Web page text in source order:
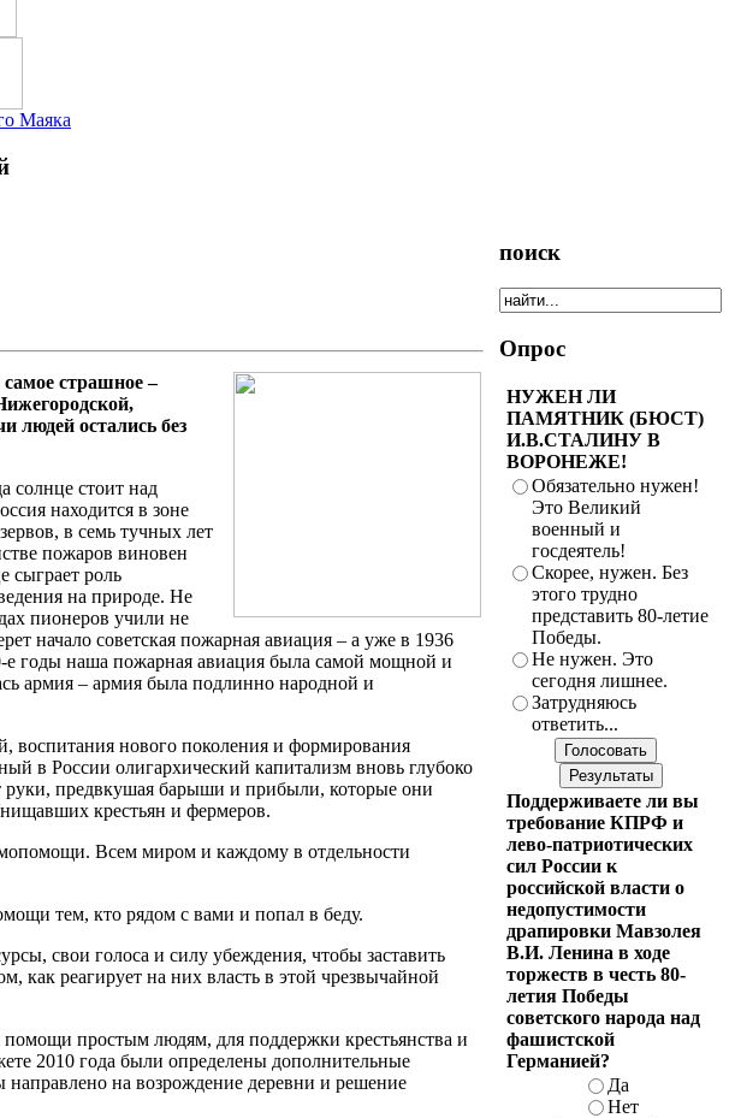
страшное –
людей остались без
солнце стоит над
находится в зоне
в семь тучных лет
пожаров виновен
сыграет роль
на природе. Не
пионеров учили не
начало советская пожарная авиация – а уже в 1936
е годы наша пожарная авиация была самой мощной и
армия – армия была подлинно народной и
воспитания нового поколения и формирования
в России олигархический капитализм вновь глубоко
предвкушая барыши и прибыли, которые они
крестьян и фермеров.
Всем миром и каждому в отдельности
тем, кто рядом с вами и попал в беду.
свои голоса и силу убеждения, чтобы заставить
как реагирует на них власть в этой чрезвычайной
простым людям, для поддержки крестьянства и
2010 года были определены дополнительные
направлено на возрождение деревни и решение
поиск
Опрос
НУЖЕН ЛИ
ПАМЯТНИК (БЮСТ)
И.В.СТАЛИНУ В
ВОРОНЕЖЕ!
Обязательно нужен!
Это Великий
военный и
госдеятель!
Скорее, нужен. Без
этого трудно
представить 80-летие
Победы.
Не нужен. Это
сегодня лишнее.
Затрудняюсь
ответить...
Поддерживаете ли вы
требование КПРФ и
лево-патриотических
сил России к
российской власти о
недопустимости
драпировки Мавзолея
В.И. Ленина в ходе
торжеств в честь 80-
летия Победы
советского народа над
фашистской
Германией?
Да
Нет